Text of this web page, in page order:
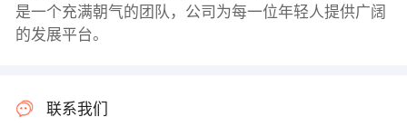
是一个充满朝气的团队，公司为每一位年轻人提供广阔
的发展平台。
联系我们